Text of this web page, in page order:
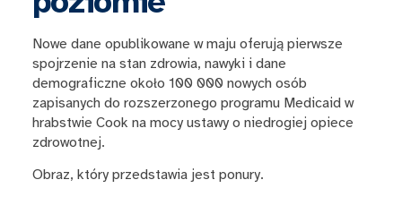
Nowe dane opublikowane w maju oferują pierwsze
spojrzenie na stan zdrowia, nawyki i dane
demograficzne około 100 000 nowych osób
zapisanych do rozszerzonego programu Medicaid w
hrabstwie Cook na mocy ustawy o niedrogiej opiece
zdrowotnej.
Obraz, który przedstawia jest ponury.